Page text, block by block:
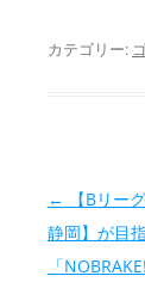
カテゴリー:
投稿ナビゲ
←
【Bリー
静岡】が目
「